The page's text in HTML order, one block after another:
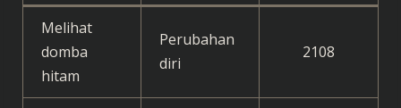
Melihat
domba
hitam
Perubahan
diri
2108